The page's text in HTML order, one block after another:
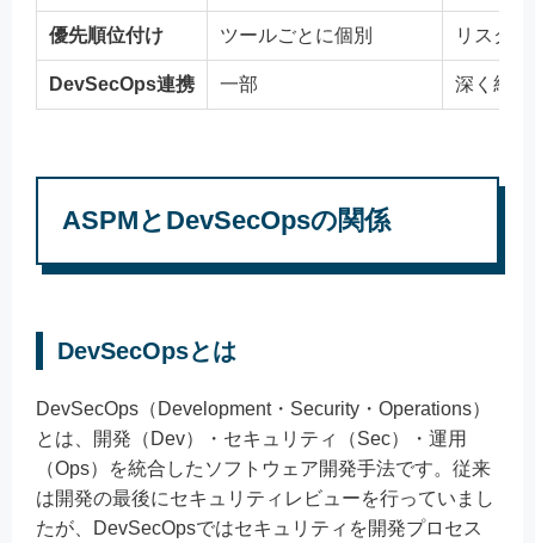
優先順位付け ツールごとに個別 リスク
DevSecOps連携 一部 深く統合
ASPMとDevSecOpsの関係
DevSecOpsとは
DevSecOps（Development・Security・Operations）
とは、開発（Dev）・セキュリティ（Sec）・運用
（Ops）を統合したソフトウェア開発手法です。従来
は開発の最後にセキュリティレビューを行っていまし
たが、DevSecOpsではセキュリティを開発プロセス